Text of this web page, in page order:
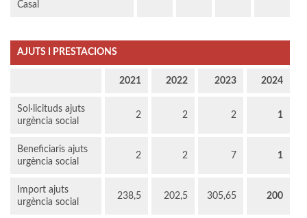
Casal
AJUTS I PRESTACIONS
2021 2022 2023 2024
Sol·licituds ajuts
urgència social
2 2 2 1
Beneficiaris ajuts
urgència social
2 2 7 1
Import ajuts
urgència social
238,5 202,5 305,65 200